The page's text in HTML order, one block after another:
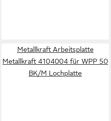
Metallkraft Arbeitsplatte
Metallkraft 4104004 für WPP 50
BK/M Lochplatte